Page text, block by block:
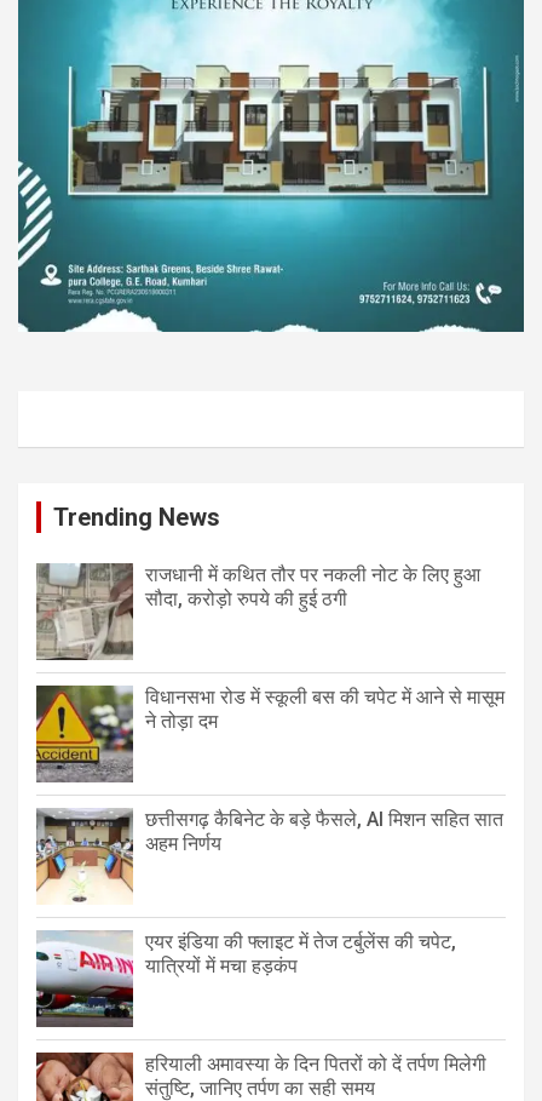
Trending News
राजधानी में कथित तौर पर नकली नोट के लिए हुआ
सौदा, करोड़ो रुपये की हुई ठगी
विधानसभा रोड में स्कूली बस की चपेट में आने से मासूम
ने तोड़ा दम
छत्तीसगढ़ कैबिनेट के बड़े फैसले, AI मिशन सहित सात
अहम निर्णय
एयर इंडिया की फ्लाइट में तेज टर्बुलेंस की चपेट,
यात्रियों में मचा हड़कंप
हरियाली अमावस्या के दिन पितरों को दें तर्पण मिलेगी
संतुष्टि, जानिए तर्पण का सही समय